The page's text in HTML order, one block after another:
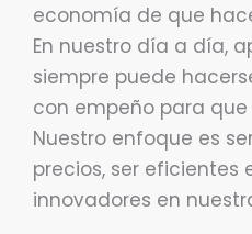
economía de que
En nuestro día a día,
siempre puede
con empeño para que
Nuestro enfoque es
precios, ser eficientes
innovadores en